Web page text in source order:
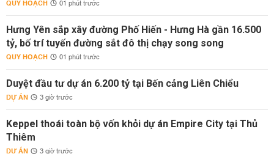
QUY HOẠCH 01 phút trước
Hưng Yên sắp xây đường Phố Hiến - Hưng Hà gần 16.500
tỷ, bố trí tuyến đường sắt đô thị chạy song song
QUY HOẠCH 01 phút trước
Duyệt đầu tư dự án 6.200 tỷ tại Bến cảng Liên Chiểu
DỰ ÁN 3 giờ trước
Keppel thoái toàn bộ vốn khỏi dự án Empire City tại Thủ
Thiêm
DỰ ÁN 3 giờ trước